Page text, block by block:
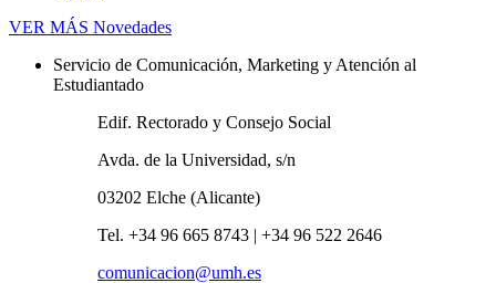
VER MÁS Novedades
Servicio de Comunicación, Marketing y Atención al
Estudiantado
Edif. Rectorado y Consejo Social
Avda. de la Universidad, s/n
03202 Elche (Alicante)
Tel. +34 96 665 8743 | +34 96 522 2646
comunicacion@umh.es